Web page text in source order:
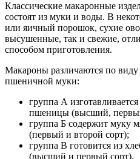
Классические макаронные
состоят из муки и воды. В
или яичный порошок, сухие
высушенные, так и свежие,
способом приготовления.
Макароны различаются по виду
пшеничной муки:
группа А
пшеницы (высший,
группа Б содержит муку
(первый и второй сорт);
группа В готовится из
(высший и первый сорт).